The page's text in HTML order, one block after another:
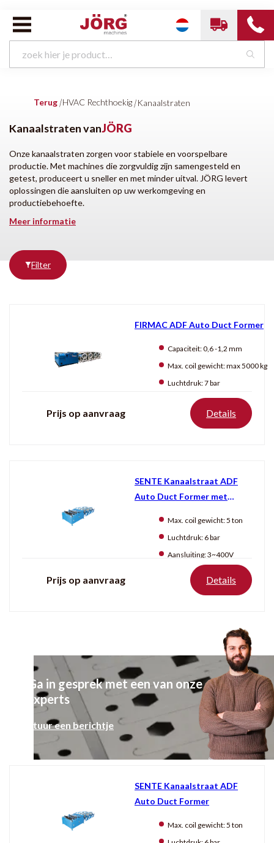
Kanaalsluitmachines Kanaalstraten
Profileermachines
Pittsburgh rolvormmachines
HVAC walsen
HVAC kantbanken
Conditie
Nieuw
Producten
Terug |HVAC Rechthoekig | Kanaalstraten
Kanaalstraten vanJÖRG
Onze kanaalstraten zorgen voor stabiele en voorspelbare
productie. Met machines die zorgvuldig zijn samengesteld en
getest, produceert u sneller en met minder uitval. JÖRG levert
oplossingen die aansluiten op uw werkomgeving en
productiebehoefte.
Meer informatie
Filter
FIRMAC ADF Auto Duct Former
Capaciteit:0,6 -1,2 mm
Max. coil gewicht:max 5000 kg
Luchtdruk:7 bar
Prijs op aanvraag Details
SENTE Kanaalstraat ADF
Auto Duct Former met
Max. coil gewicht:5 ton
Luchtdruk: 6 bar
Aansluiting:3~400V
Prijs op aanvraag Details
SENTE Kanaalstraat ADF
Auto Duct Former
Max. coil gewicht:5 ton
Ga in gesprek met een van onze
experts
Stuur een berichtje